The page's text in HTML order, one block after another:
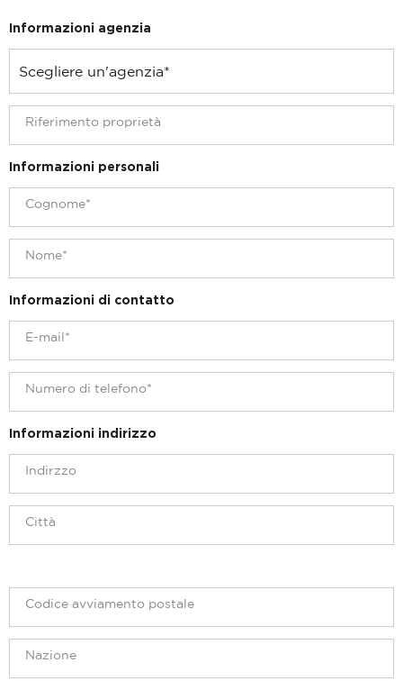
Informazioni agenzia
Informazioni personali
Informazioni di contatto
Informazioni indirizzo